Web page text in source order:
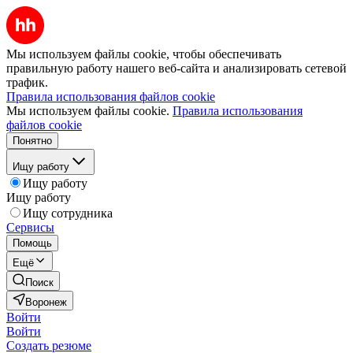
Мы используем файлы cookie, чтобы обеспечивать
правильную работу нашего веб-сайта и анализировать сетевой
трафик.
Правила использования файлов cookie
Мы используем файлы cookie. Правила использования
файлов cookie
Понятно
Ищу работу
Ищу работу
Ищу работу
Ищу сотрудника
Сервисы
Помощь
Ещё
Поиск
Воронеж
Войти
Войти
Создать резюме